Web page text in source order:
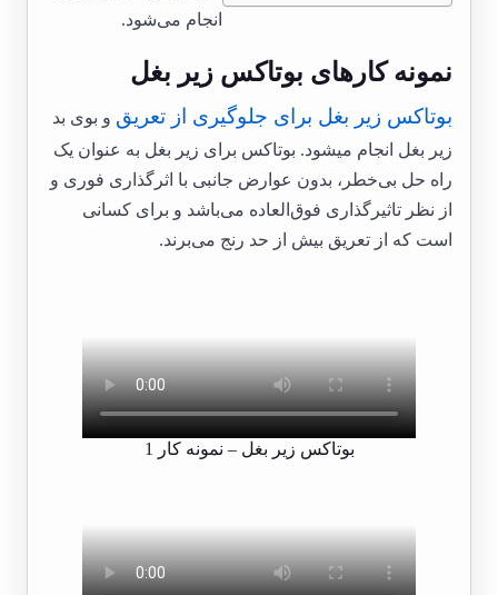
انجام می‌شود.
نمونه کارهای بوتاکس زیر بغل
بوتاکس زیر بغل برای جلوگیری از تعریق و بوی بد
زیر بغل انجام میشود. بوتاکس برای زیر بغل به عنوان یک
راه حل بی‌خطر، بدون عوارض جانبی با اثرگذاری فوری و
از نظر تاثیرگذاری فوق‌العاده می‌باشد و برای کسانی
است که از تعریق بیش از حد رنج می‌برند.
بوتاکس زیر بغل – نمونه کار 1